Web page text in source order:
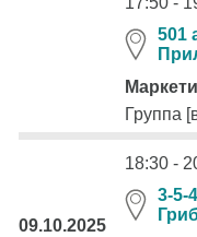
501
Группа
09.10.2025
18:30 -
3-5-4